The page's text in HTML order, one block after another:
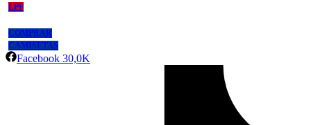
LPF
COMPRAR
CAMISETAS
Facebook 30,0K